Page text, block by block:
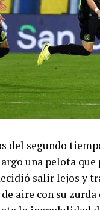
del segundo
una pelota
salir lejos y
aire con su